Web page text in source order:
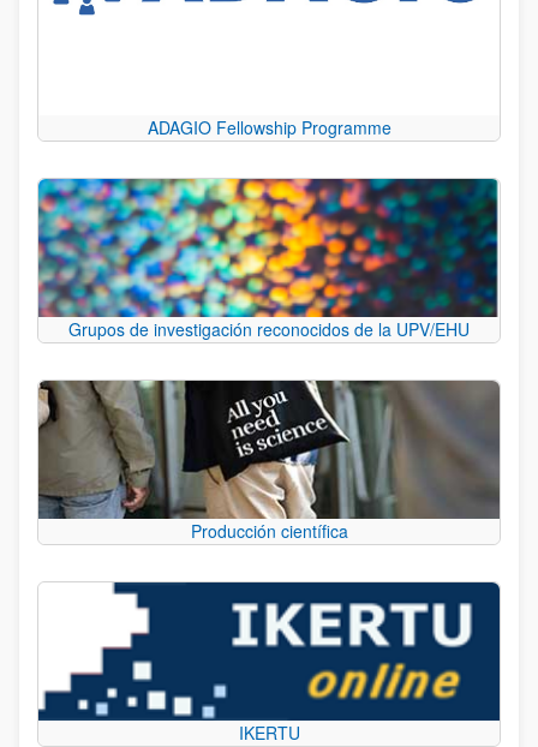
ADAGIO Fellowship Programme
Grupos de investigación reconocidos de la UPV/EHU
Producción científica
IKERTU